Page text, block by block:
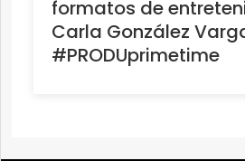
formatos de
Carla González
#PRODUprimetime